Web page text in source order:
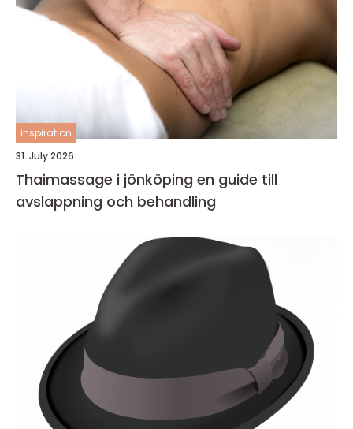
inspiration
31. July 2026
Thaimassage i jönköping en guide till
avslappning och behandling